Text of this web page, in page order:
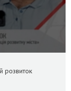
розвиток